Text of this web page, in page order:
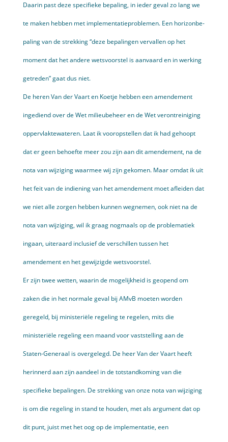
Daarin past deze specifieke bepaling, in ieder geval zo lang we
te maken hebben met imple­mentatieproblemen. Een horizonbe­
paling van de strekking “deze bepalingen vervallen op het
moment dat het andere wetsvoorstel is aanvaard en in werking
getreden” gaat dus niet.
De heren Van der Vaart en Koetje hebben een amendement
ingediend over de Wet milieubeheer en de Wet verontreiniging
oppervlaktewateren. Laat ik vooropstellen dat ik had gehoopt
dat er geen behoefte meer zou zijn aan dit amendement, na de
nota van wijziging waarmee wij zijn gekomen. Maar omdat ik uit
het feit van de indiening van het amendement moet afleiden dat
we niet alle zorgen hebben kunnen wegnemen, ook niet na de
nota van wijziging, wil ik graag nogmaals op de problematiek
ingaan, uiteraard inclusief de verschillen tussen het
amendement en het gewijzigde wetsvoorstel.
Er zijn twee wetten, waarin de mogelijkheid is geopend om
zaken die in het normale geval bij AMvB moeten worden
geregeld, bij minis­teriële regeling te regelen, mits die
ministeriële regeling een maand voor vaststelling aan de
Staten-Generaal is overgelegd. De heer Van der Vaart heeft
herinnerd aan zijn aandeel in de totstandkoming van die
specifieke bepalingen. De strekking van onze nota van wijziging
is om die regeling in stand te houden, met als argument dat op
dit punt, juist met het oog op de implementatie, een